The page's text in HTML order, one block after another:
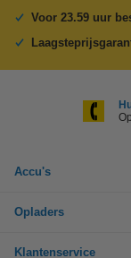
Voor 23.59 uur
Accu's
Opladers
Klantenservice